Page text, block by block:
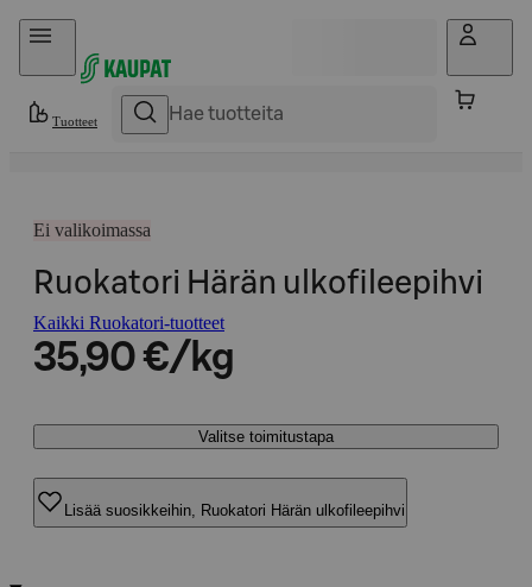
Hyppää sisältöön
Tuotteet
Ei valikoimassa
Ruokatori Härän ulkofileepihvi
Kaikki Ruokatori-tuotteet
35,90 €/kg
Valitse toimitustapa
Lisää suosikkeihin, Ruokatori Härän ulkofileepihvi